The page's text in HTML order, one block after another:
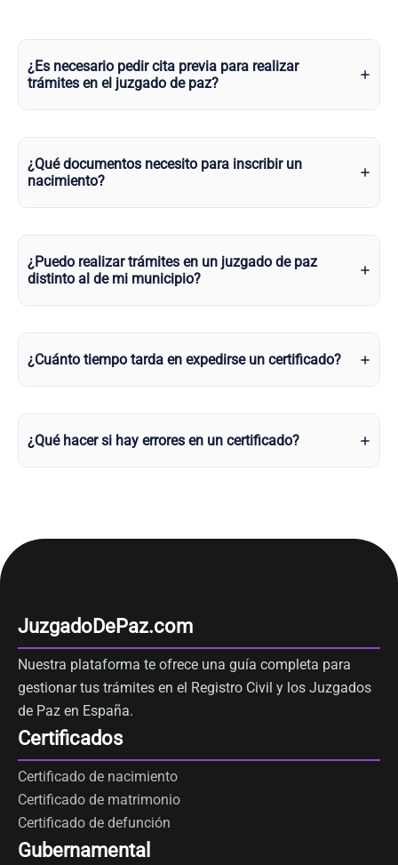
¿Es necesario pedir cita previa para realizar
trámites en el juzgado de paz?
¿Qué documentos necesito para inscribir un
nacimiento?
¿Puedo realizar trámites en un juzgado de paz
distinto al de mi municipio?
¿Cuánto tiempo tarda en expedirse un certificado?
¿Qué hacer si hay errores en un certificado?
JuzgadoDePaz.com
Nuestra plataforma te ofrece una guía completa para
gestionar tus trámites en el Registro Civil y los Juzgados
de Paz en España.
Certificados
Certificado de nacimiento
Certificado de matrimonio
Certificado de defunción
Gubernamental